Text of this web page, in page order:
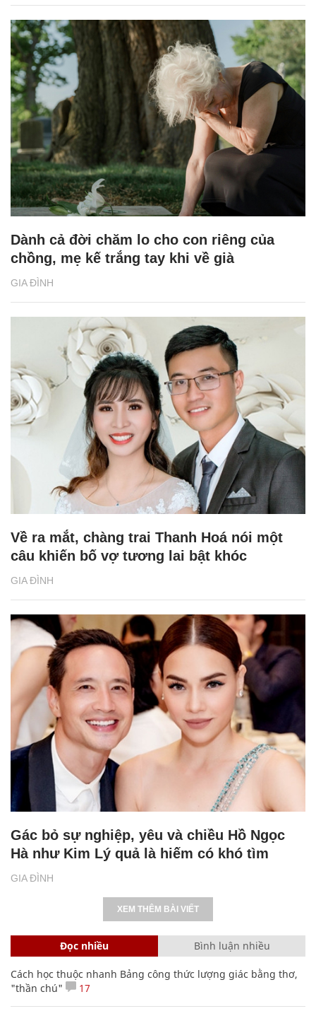
GIA ĐÌNH
Dành cả đời chăm lo cho con riêng của
chồng, mẹ kế trắng tay khi về già
GIA ĐÌNH
Về ra mắt, chàng trai Thanh Hoá nói một
câu khiến bố vợ tương lai bật khóc
GIA ĐÌNH
Gác bỏ sự nghiệp, yêu và chiều Hồ Ngọc
Hà như Kim Lý quả là hiếm có khó tìm
XEM THÊM BÀI VIẾT
Đọc nhiều Bình luận nhiều
Cách học thuộc nhanh Bảng công thức lượng giác bằng thơ,
"thần chú"
17